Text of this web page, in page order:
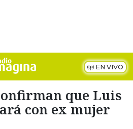
EN VIVO
que Luis
con ex mujer